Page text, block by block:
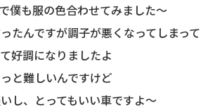
僕も服の色合わせてみました〜
たんですが調子が悪くなってしまって
好調になりましたよ
と難しいんですけど
し、とってもいい車ですよ〜